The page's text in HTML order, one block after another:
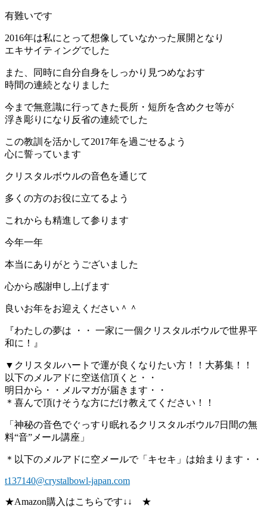
有難いです
2016年は私にとって想像していなかった展開となり
エキサイティングでした
また、同時に自分自身をしっかり見つめなおす
時間の連続となりました
今まで無意識に行ってきた長所・短所を含めクセ等が
浮き彫りになり反省の連続でした
この教訓を活かして2017年を過ごせるよう
心に誓っています
クリスタルボウルの音色を通じて
多くの方のお役に立てるよう
これからも精進して参ります
今年一年
本当にありがとうございました
心から感謝申し上げます
良いお年をお迎えください＾＾
『わたしの夢は ・・ 一家に一個クリスタルボウルで世界平
和に！』
▼クリスタルハートで運が良くなりたい方！！大募集！！
以下のメルアドに空送信頂くと・・
明日から・・メルマガが届きます・・
＊喜んで頂けそうな方にだけ教えてください！！
「神秘の音色でぐっすり眠れるクリスタルボウル7日間の無
料“音”メール講座」
＊以下のメルアドに空メールで「キセキ」は始まります・・
t137140@crystalbowl-japan.com
★Amazon購入はこちらです↓↓ ★